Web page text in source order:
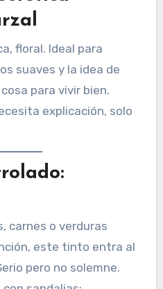
floral. Ideal para
suaves y la idea de
para vivir bien.
explicación, solo
carnes o verduras
este tinto entra al
pero no solemne.